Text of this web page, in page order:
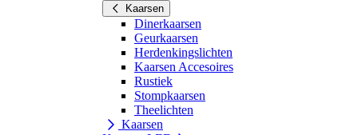
Kaarsen
Dinerkaarsen
Geurkaarsen
Herdenkingslichten
Kaarsen Accesoires
Rustiek
Stompkaarsen
Theelichten
Kaarsen